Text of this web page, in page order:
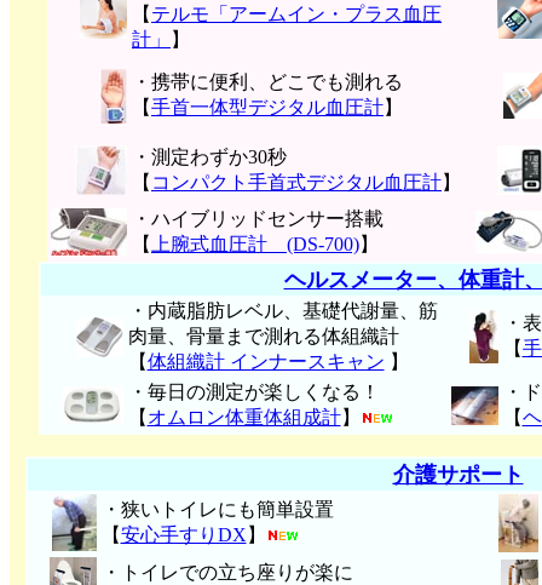
【 テルモ「アームイン・プラス血圧
計」
】
・携帯に便利、どこでも測れる
【手首一体型デジタル血圧計】
・測定わずか30秒
【 コンパクト手首式デジタル血圧計】
・ハイブリッドセンサー搭載
【
上腕式血圧計 (DS-700)】
ヘルスメーター、体重計
・内蔵脂肪レベル、基礎代謝量、筋
肉量、骨量まで測れる体組織計
【体組織計 インナースキャン 】
・
【
・毎日の測定が楽しくなる！
【 オムロン体重体組成計】
・
【
介護サポート
・狭いトイレにも簡単設置
【安心手すりDX 】
・トイレでの立ち座りが楽に